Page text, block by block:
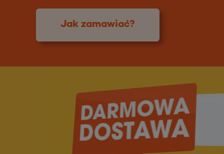
Jak zamawiać?